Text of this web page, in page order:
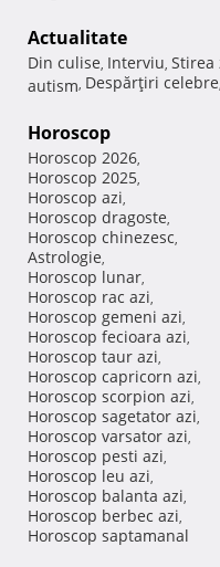
Actualitate
Din culise, Interviu, Stirea
autism, Despărţiri celebre,
Horoscop
Horoscop 2026,
Horoscop 2025,
Horoscop azi,
Horoscop dragoste,
Horoscop chinezesc,
Astrologie,
Horoscop lunar,
Horoscop rac azi,
Horoscop gemeni azi,
Horoscop fecioara azi,
Horoscop taur azi,
Horoscop capricorn azi,
Horoscop scorpion azi,
Horoscop sagetator azi,
Horoscop varsator azi,
Horoscop pesti azi,
Horoscop leu azi,
Horoscop balanta azi,
Horoscop berbec azi,
Horoscop saptamanal